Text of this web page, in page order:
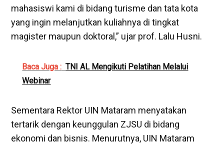
mahasiswi kami di bidang turisme dan tata kota
yang ingin melanjutkan kuliahnya di tingkat
magister maupun doktoral,” ujar prof. Lalu Husni.
Baca Juga : TNI AL Mengikuti Pelatihan Melalui
Webinar
Sementara Rektor UIN Mataram menyatakan
tertarik dengan keunggulan ZJSU di bidang
ekonomi dan bisnis. Menurutnya, UIN Mataram